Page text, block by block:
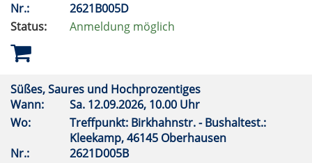
Nr.:
2621B005D
Status:
Anmeldung möglich
Süßes, Saures und Hochprozentiges
Wann:
Sa. 12.09.2026, 10.00 Uhr
Wo:
Treffpunkt: Birkhahnstr. - Bushaltest.:
Kleekamp, 46145 Oberhausen
Nr.:
2621D005B